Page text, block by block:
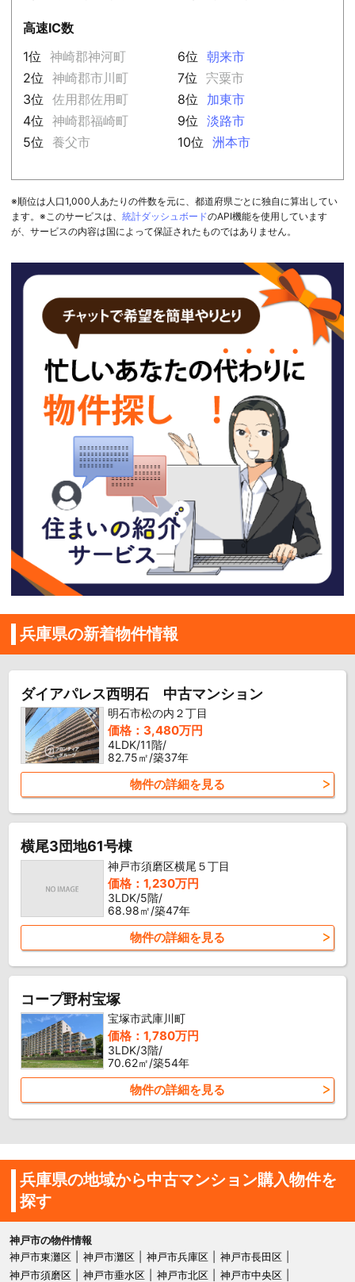
高速IC数
1位
神崎郡神河町
2位
神崎郡市川町
3位
佐用郡佐用町
4位
神崎郡福崎町
5位
養父市
6位
朝来市
7位
宍粟市
8位
加東市
9位
淡路市
10位
洲本市
※順位は人口1,000人あたりの件数を元に、都道府県ごとに独自に算出してい
ます。※このサービスは、 統計ダッシュボードのAPI機能を使用しています
が、サービスの内容は国によって保証されたものではありません。
兵庫県の新着物件情報
ダイアパレス西明石 中古マンション
明石市松の内２丁目
価格：3,480万円
4LDK/11階/
82.75㎡/築37年
物件の詳細を見る
横尾3団地61号棟
神戸市須磨区横尾５丁目
価格：1,230万円
3LDK/5階/
68.98㎡/築47年
物件の詳細を見る
コープ野村宝塚
宝塚市武庫川町
価格：1,780万円
3LDK/3階/
70.62㎡/築54年
物件の詳細を見る
兵庫県の地域から中古マンション購入物件を
探す
神戸市の物件情報
神戸市東灘区
神戸市灘区 神戸市兵庫区
神戸市長田区
神戸市須磨区
神戸市垂水区 神戸市北区
神戸市中央区